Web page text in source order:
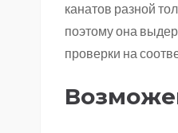
канатов разной
поэтому она
проверки на